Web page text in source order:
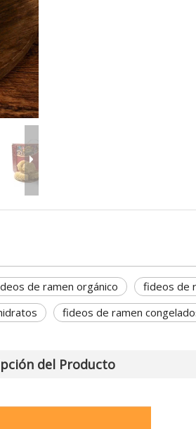
de ramen orgánico fideos de
fideos de ramen
del Producto